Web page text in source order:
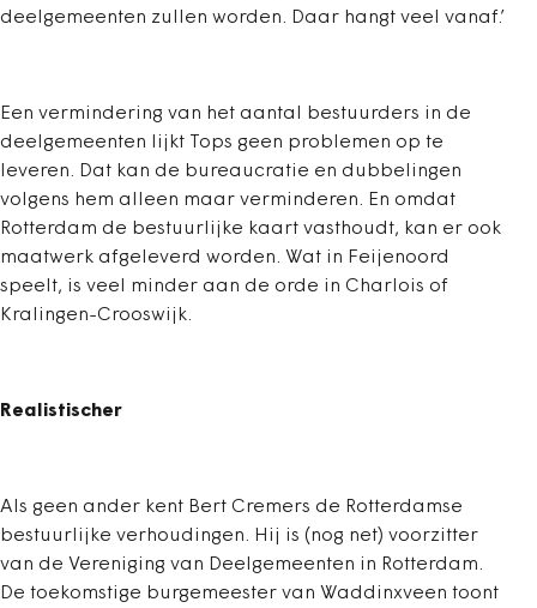
deelgemeenten zullen worden. Daar hangt veel vanaf.’
Een vermindering van het aantal bestuurders in de
deelgemeenten lijkt Tops geen problemen op te
leveren. Dat kan de bureaucratie en dubbelingen
volgens hem alleen maar verminderen. En omdat
Rotterdam de bestuurlijke kaart vasthoudt, kan er ook
maatwerk afgeleverd worden. Wat in Feijenoord
speelt, is veel minder aan de orde in Charlois of
Kralingen-Crooswijk.
Realistischer
Als geen ander kent Bert Cremers de Rotterdamse
bestuurlijke verhoudingen. Hij is (nog net) voorzitter
van de Vereniging van Deelgemeenten in Rotterdam.
De toekomstige burgemeester van Waddinxveen toont